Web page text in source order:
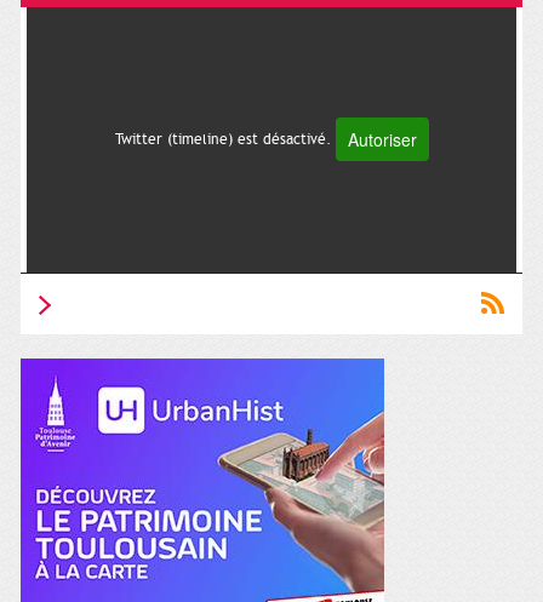
Twitter (timeline) est désactivé. Autoriser